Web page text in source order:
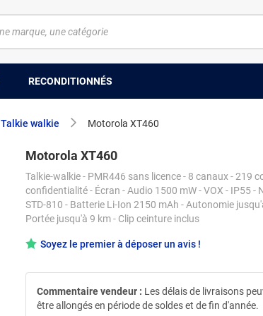
RECONDITIONNÉS
Talkie walkie Motorola XT460
Motorola XT460
Talkie-walkie - PMR446 sans licence - 8 canaux - 219
confidentialité - Écran - Audio 1500 mW - VOX - IP55 -
STD-810 - Batterie Li-Ion 2150 mAh - Autonomie
Portée jusqu'à 9 km - Clip ceinture inclus
Soyez le premier à déposer un avis !
Commentaire vendeur : Les délais de livraisons
être allongés en période de soldes et de fin d'année.